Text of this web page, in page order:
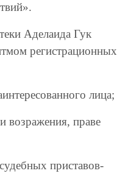
Аделаида Гук
регистрационных
лица;
возражения, праве
приставов-